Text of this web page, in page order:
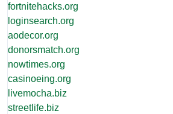
fortnitehacks.org
loginsearch.org
aodecor.org
donorsmatch.org
nowtimes.org
casinoeing.org
livemocha.biz
streetlife.biz